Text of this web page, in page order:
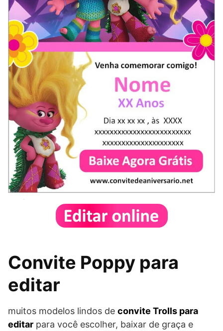
Convite Poppy para
editar
muitos modelos lindos de convite Trolls para
editar para você escolher, baixar de graça e